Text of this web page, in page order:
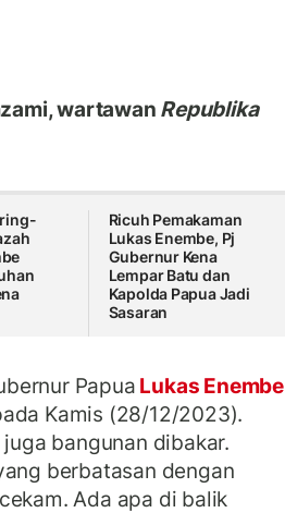
wartawan Republika
Ricuh Pemakaman
Lukas Enembe, Pj
Gubernur Kena
Lempar Batu dan
Kapolda Papua Jadi
Sasaran
Papua Lukas Enembe
Kamis (28/12/2023).
bangunan dibakar.
berbatasan dengan
Ada apa di balik